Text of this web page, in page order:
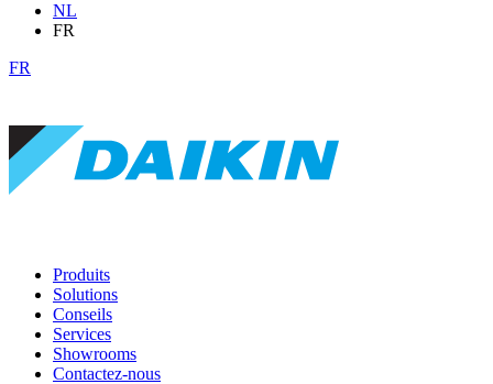
NL
FR
FR
Produits
Solutions
Conseils
Services
Showrooms
Contactez-nous